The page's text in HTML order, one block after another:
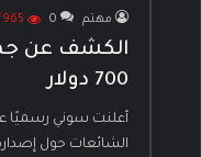
مهتم 0
700 دولار
الشائعات حول